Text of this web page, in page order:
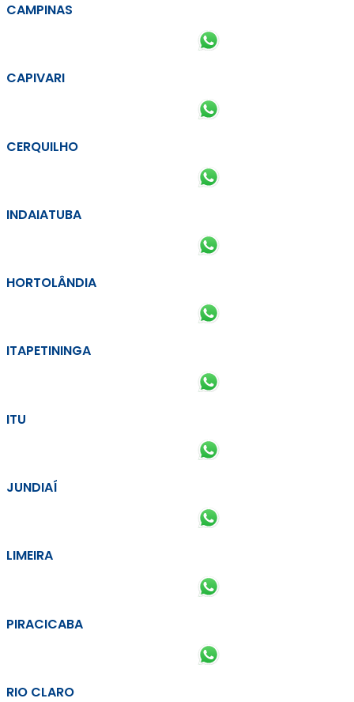
CAMPINAS
CAPIVARI
CERQUILHO
INDAIATUBA
HORTOLÂNDIA
ITAPETININGA
ITU
JUNDIAÍ
LIMEIRA
PIRACICABA
RIO CLARO